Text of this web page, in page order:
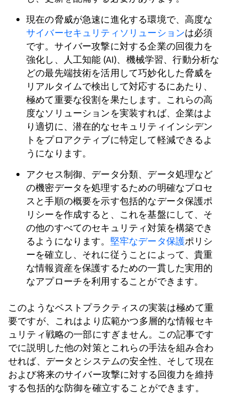
現在の脅威が急速に進化する環境で、高度な
サイバーセキュリティソリューションは必須
です。サイバー攻撃に対する企業の回復力を
強化し、人工知能 (AI)、機械学習、行動分析な
どの最先端技術を活用して巧妙化した脅威を
リアルタイムで検出して対応するにあたり、
極めて重要な役割を果たします。これらの高
度なソリューションを実装すれば、企業はよ
り適切に、潜在的なセキュリティインシデン
トをプロアクティブに特定して軽減できるよ
うになります。
アクセス制御、データ分類、データ処理など
の機密データを処理するための明確なプロセ
スと手順の概要を示す包括的なデータ保護ポ
リシーを作成すると、これを基盤にして、そ
の他のすべてのセキュリティ対策を構築でき
るようになります。 堅牢なデータ保護ポリシ
ーを確立し、それに従うことによって、貴重
な情報資産を保護するための一貫した実用的
なアプローチを利用することができます。
このようなベストプラクティスの実装は極めて重
要ですが、これはより広範かつ多層的な情報セキ
ュリティ戦略の一部にすぎません。この記事です
でに説明した他の対策とこれらの手法を組み合わ
せれば、データとシステムの安全性、そして現在
および将来のサイバー攻撃に対する回復力を維持
する包括的な防御を確立することができます。